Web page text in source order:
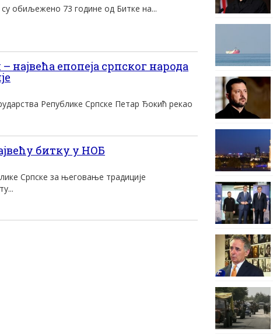
обиљежено 73 године од Битке на...
највећа епопеја српског народа
Републике Српске Петар Ђокић рекао
битку у НОБ
Српске за његовање традиције